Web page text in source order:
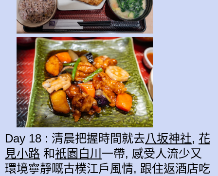
Day 18 : 清晨把握時間就去八坂神社, 花
見小路 和衹園白川 一帶, 感受人流少又
環境寧靜嘅古樸江戶風情, 跟住返酒店吃